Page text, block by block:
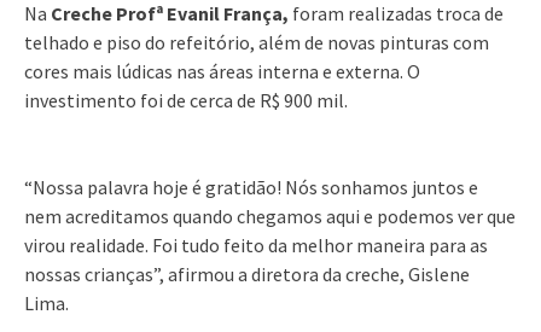
Na Creche Profª Evanil França, foram realizadas troca de
telhado e piso do refeitório, além de novas pinturas com
cores mais lúdicas nas áreas interna e externa. O
investimento foi de cerca de R$ 900 mil.
“Nossa palavra hoje é gratidão! Nós sonhamos juntos e
nem acreditamos quando chegamos aqui e podemos ver que
virou realidade. Foi tudo feito da melhor maneira para as
nossas crianças”, afirmou a diretora da creche, Gislene
Lima.